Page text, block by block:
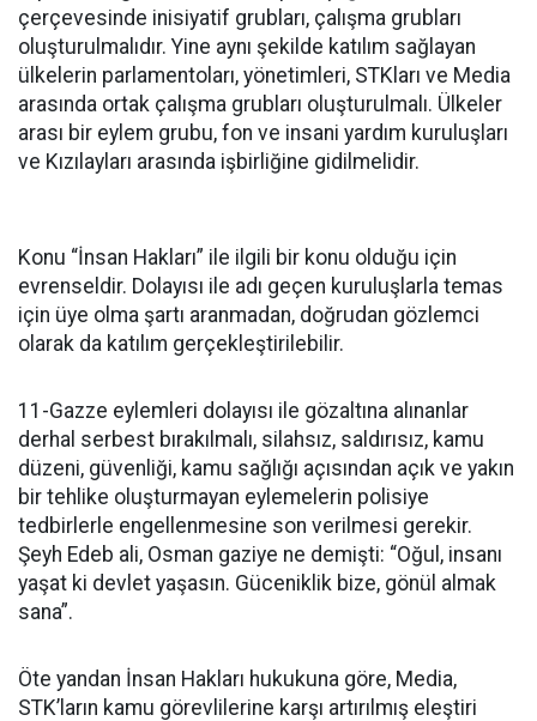
çerçevesinde inisiyatif grubları, çalışma grubları
oluşturulmalıdır. Yine aynı şekilde katılım sağlayan
ülkelerin parlamentoları, yönetimleri, STKları ve Media
arasında ortak çalışma grubları oluşturulmalı. Ülkeler
arası bir eylem grubu, fon ve insani yardım kuruluşları
ve Kızılayları arasında işbirliğine gidilmelidir.
Konu “İnsan Hakları” ile ilgili bir konu olduğu için
evrenseldir. Dolayısı ile adı geçen kuruluşlarla temas
için üye olma şartı aranmadan, doğrudan gözlemci
olarak da katılım gerçekleştirilebilir.
11-Gazze eylemleri dolayısı ile gözaltına alınanlar
derhal serbest bırakılmalı, silahsız, saldırısız, kamu
düzeni, güvenliği, kamu sağlığı açısından açık ve yakın
bir tehlike oluşturmayan eylemelerin polisiye
tedbirlerle engellenmesine son verilmesi gerekir.
Şeyh Edeb ali, Osman gaziye ne demişti: “Oğul, insanı
yaşat ki devlet yaşasın. Güceniklik bize, gönül almak
sana”.
Öte yandan İnsan Hakları hukukuna göre, Media,
STK’ların kamu görevlilerine karşı artırılmış eleştiri